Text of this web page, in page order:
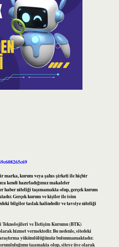
marka, kurum veya şahıs şirketi ile hiçbir
kendi hazırladığımız makaleler
haber niteliği taşımamakta olup, gerçek kurum
Gerçek kurum ve kişiler ile isim
bilgiler taslak halindedir ve tavsiye niteliği
Teknolojileri ve İletişim Kurumu (BTK)
hizmet vermektedir. Bu nedenle, sitedeki
yükümlülüğümüz bulunmamaktadır.
taşımakta olup, siteye üye olarak